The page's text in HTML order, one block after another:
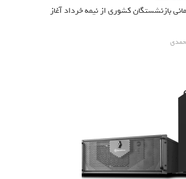
میلیون تومانی بازنشستگان کشوری از نیمه خرداد آغاز